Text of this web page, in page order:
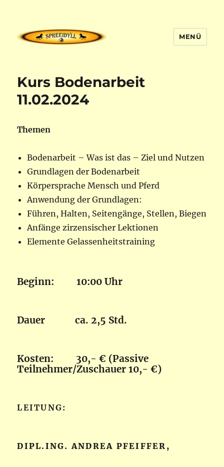
Erwachsene
MENÜ
Kurs Bodenarbeit
11.02.2024
Themen
Bodenarbeit – Was ist das – Ziel und Nutzen
Grundlagen der Bodenarbeit
Körpersprache Mensch und Pferd
Anwendung der Grundlagen:
Führen, Halten, Seitengänge, Stellen, Biegen
Anfänge zirzensischer Lektionen
Elemente Gelassenheitstraining
Beginn: 10:00 Uhr
Dauer ca. 2,5 Std.
Kosten: 30,- € (Passive
Teilnehmer/Zuschauer 10,- €)
LEITUNG:
DIPL.ING. ANDREA PFEIFFER,